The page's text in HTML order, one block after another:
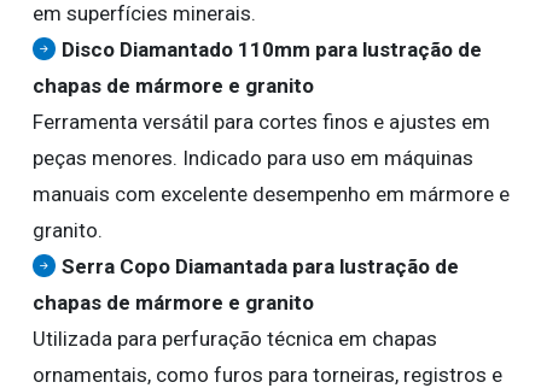
em superfícies minerais.
Disco Diamantado 110mm para lustração de
chapas de mármore e granito
Ferramenta versátil para cortes finos e ajustes em
peças menores. Indicado para uso em máquinas
manuais com excelente desempenho em mármore e
granito.
Serra Copo Diamantada para lustração de
chapas de mármore e granito
Utilizada para perfuração técnica em chapas
ornamentais, como furos para torneiras, registros e